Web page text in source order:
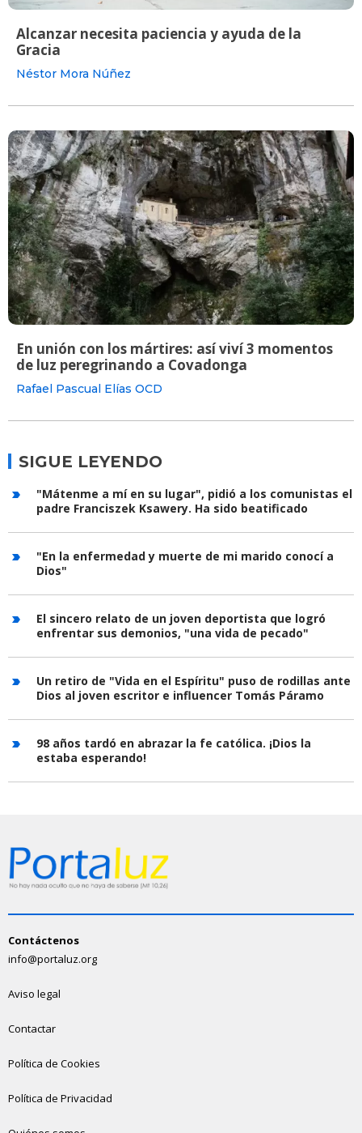
Alcanzar necesita paciencia y ayuda de la
Gracia
Néstor Mora Núñez
En unión con los mártires: así viví 3 momentos
de luz peregrinando a Covadonga
Rafael Pascual Elías OCD
SIGUE LEYENDO
"Mátenme a mí en su lugar", pidió a los comunistas el
padre Franciszek Ksawery. Ha sido beatificado
"En la enfermedad y muerte de mi marido conocí a
Dios"
El sincero relato de un joven deportista que logró
enfrentar sus demonios, "una vida de pecado"
Un retiro de "Vida en el Espíritu" puso de rodillas ante
Dios al joven escritor e influencer Tomás Páramo
98 años tardó en abrazar la fe católica. ¡Dios la
estaba esperando!
Contáctenos
info@portaluz.org
Aviso legal
Contactar
Política de Cookies
Política de Privacidad